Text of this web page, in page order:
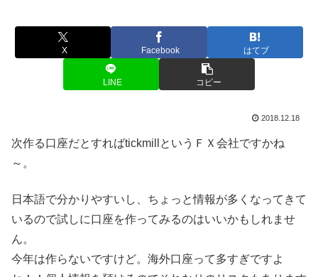
X Facebook はてブ
LINE コピー
2018.12.18
次作る口座だとすればtickmillというＦＸ会社ですかね
～。
日本語で分かりやすいし、ちょっと情報が多くなってきて
いるので試しに口座を作ってみるのはいいかもしれませ
ん。
今年は作らないですけど。海外口座って多すぎですよ